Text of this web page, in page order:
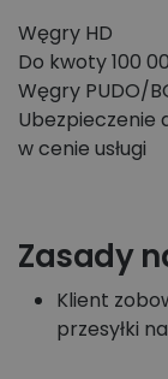
Węgry HD
Do kwoty 100
Węgry PUDO/
Ubezpieczenie
w cenie usługi
Zasady
Klient
przesyłki